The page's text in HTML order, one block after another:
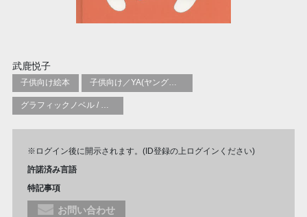
武鹿悦子
子供向け絵本 子供向け／YA(ヤングアダルト)向け一般：芸術&芸術家
グラフィックノベル / コミックブック / 漫画：スタイル / 伝統
※ログイン後に開示されます。(ID登録の上ログインください)
許諾済み言語
特記事項
お問い合わせ